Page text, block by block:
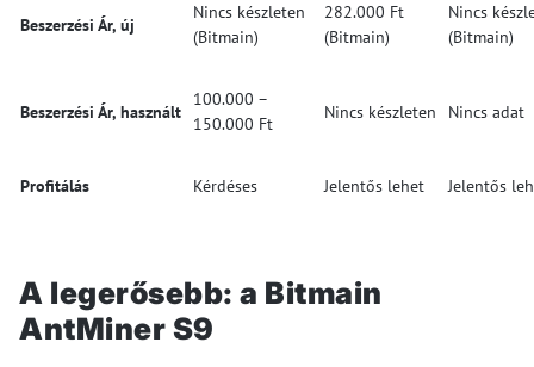
Beszerzési Ár, új
Nincs készleten
(Bitmain)
282.000 Ft
(Bitmain)
Nincs
(Bitmain)
Beszerzési Ár, használt
100.000 –
150.000 Ft
Nincs készleten Nincs adat
Profitálás Kérdéses Jelentős lehet Jelentős
A legerősebb: a Bitmain
AntMiner S9